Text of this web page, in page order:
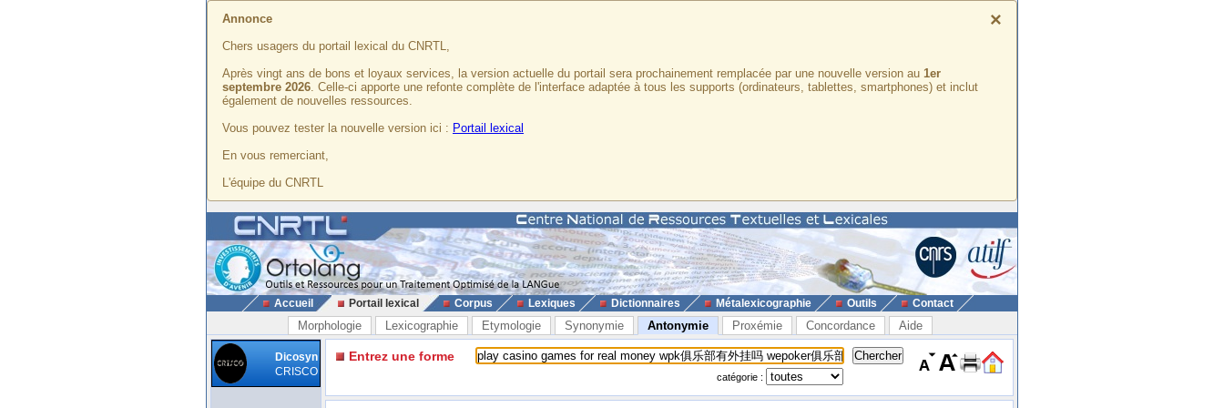
×
Annonce
Chers usagers du portail lexical du CNRTL,
Après vingt ans de bons et loyaux services, la version actuelle du portail sera prochainement remplacée par une nouvelle version au 1er
septembre 2026. Celle-ci apporte une refonte complète de l'interface adaptée à tous les supports (ordinateurs, tablettes, smartphones) et inclut
également de nouvelles ressources.
Vous pouvez tester la nouvelle version ici : Portail lexical
En vous remerciant,
L'équipe du CNRTL
Accueil Portail lexical Corpus Lexiques Dictionnaires Métalexicographie Outils Contact
Morphologie Lexicographie Etymologie Synonymie Antonymie Proxémie Concordance Aide
Dicosyn
CRISCO
Entrez une forme
catégorie :